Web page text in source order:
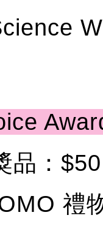
品：
禮